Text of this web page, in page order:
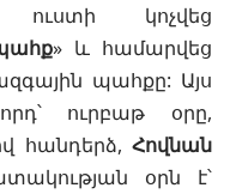
ուստի կոչվեց
» և համարվեց
պահքը: Այս
ուրբաթ օրը,
հանդերձ, Հովնան
օրն է՝